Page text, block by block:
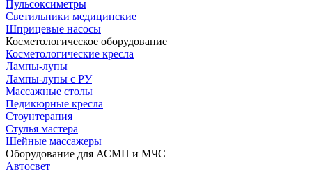
Пульсоксиметры
Светильники медицинские
Шприцевые насосы
Косметологическое оборудование
Косметологические кресла
Лампы-лупы
Лампы-лупы с РУ
Массажные столы
Педикюрные кресла
Стоунтерапия
Стулья мастера
Шейные массажеры
Оборудование для АСМП и МЧС
Автосвет